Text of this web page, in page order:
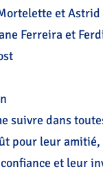
et Astrid
Ferreira et
suivre dans
pour leur
et leur